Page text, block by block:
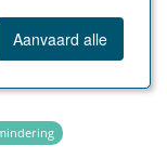
Aanvaard alle